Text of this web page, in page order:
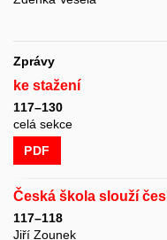
Zprávy
ke stažení
117–130
celá sekce
PDF
Česká škola slouží
117–118
Jiří Zounek